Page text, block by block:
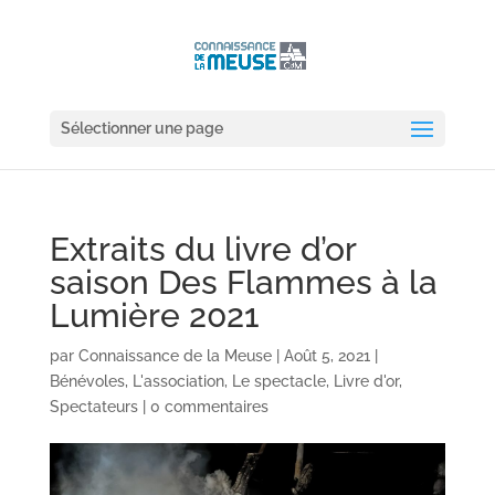
Sélectionner une page
Extraits du livre d’or
saison Des Flammes à la
Lumière 2021
par Connaissance de la Meuse| Août 5, 2021
Bénévoles, L'association, Le spectacle, Livre d'or,
Spectateurs| 0 commentaires